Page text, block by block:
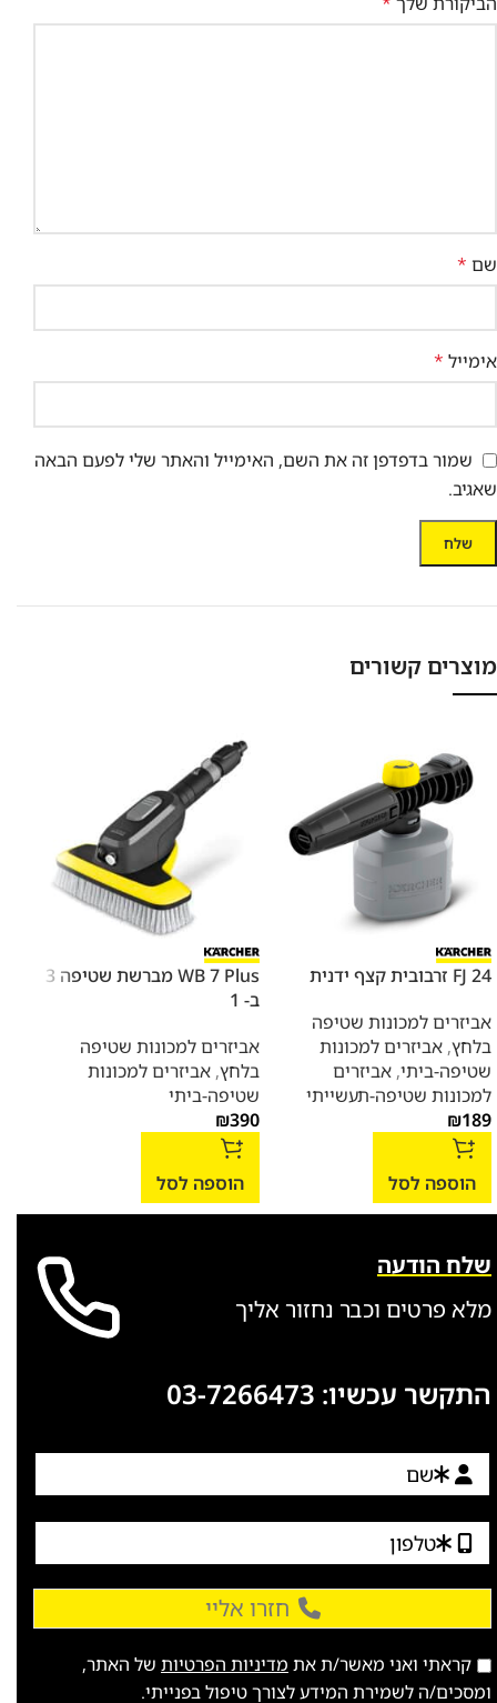
שם *
אימייל *
שמור בדפדפן זה את השם, האימייל והאתר שלי לפעם הבאה
שאגיב.
מוצרים קשורים
FJ 24 זרבובית קצף ידנית
אביזרים למכונות שטיפה
בלחץ, אביזרים למכונות
שטיפה-ביתי, אביזרים
למכונות שטיפה-תעשייתי
₪189
הוספה לסל
WB 7 Plus מברשת שטיפה 3
ב- 1
אביזרים למכונות שטיפה
בלחץ, אביזרים למכונות
שטיפה-ביתי
₪390
הוספה לסל
שלח הודעה
מלא פרטים וכבר נחזור אליך
התקשר עכשיו: 03-7266473
חזרו אליי
קראתי ואני מאשר/ת את מדיניות הפרטיות של האתר,
ומסכים/ה לשמירת המידע לצורך טיפול בפנייתי.